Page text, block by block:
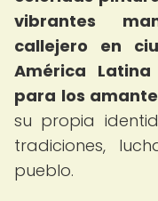
vibrantes
callejero en
América
para los
su propia
tradiciones,
pueblo.